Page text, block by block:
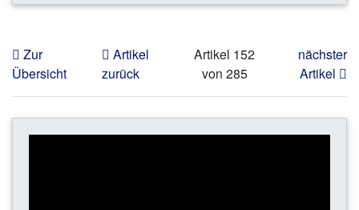
Zur
Übersicht
Artikel
zurück
Artikel 152
von 285
nächster
Artikel